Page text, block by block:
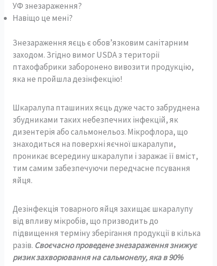
УФ знезараження?
Навіщо це мені?
Знезараження яєць є обов’язковим санітарним
заходом. Згідно вимог USDA з території
птахофабрики заборонено вивозити продукцію,
яка не пройшла дезінфекцію!
Шкаралупа пташиних яєць дуже часто забруднена
збудниками таких небезпечних інфекцій, як
дизентерія або сальмонельоз. Мікрофлора, що
знаходиться на поверхні яєчної шкаралупи,
проникає всередину шкаралупи і заражає її вміст,
тим самим забезпечуючи передчасне псування
яйця.
Дезінфекція товарного яйця захищає шкаралупу
від впливу мікробів, що призводить до
підвищення терміну зберігання продукції в кілька
разів. Своєчасно проведене знезараження знижує
ризик захворювання на сальмонелу, яка в 90%